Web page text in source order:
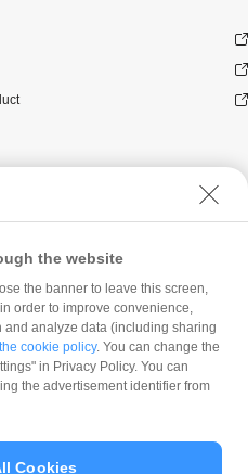
え方
the website
the banner to leave this screen,
order to improve convenience,
analyze data (including sharing
the cookie policy. You can change the
in Privacy Policy. You can
the advertisement identifier from
Cookies